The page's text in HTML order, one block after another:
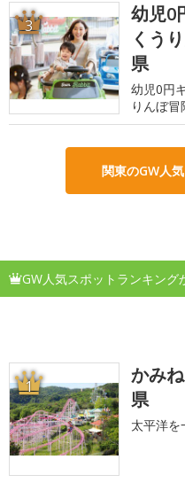
3
幼児0
くう
県
幼児0円
りんぼ
関東のGW人
GW人気スポットランキング
1
かみ
県
太平洋を